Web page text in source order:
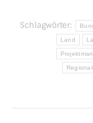
Schlagwörter:
Land